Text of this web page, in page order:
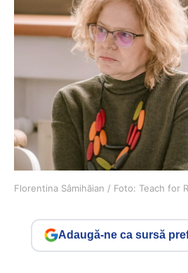
Florentina Sâmihăian / Foto: Teach for
Adaugă-ne ca sursă